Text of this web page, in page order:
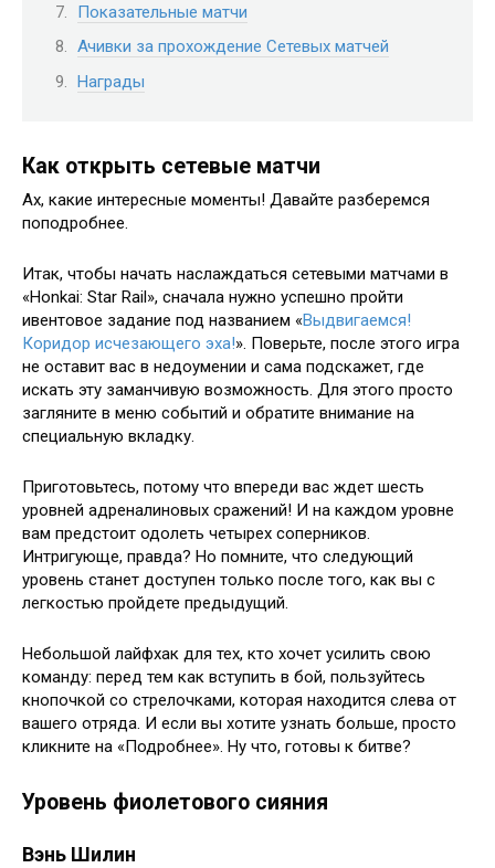
Показательные матчи
Ачивки за прохождение Сетевых матчей
Награды
Как открыть сетевые матчи
Ах, какие интересные моменты! Давайте разберемся
поподробнее.
Итак, чтобы начать наслаждаться сетевыми матчами в
«Honkai: Star Rail», сначала нужно успешно пройти
ивентовое задание под названием «Выдвигаемся!
Коридор исчезающего эха!». Поверьте, после этого игра
не оставит вас в недоумении и сама подскажет, где
искать эту заманчивую возможность. Для этого просто
загляните в меню событий и обратите внимание на
специальную вкладку.
Приготовьтесь, потому что впереди вас ждет шесть
уровней адреналиновых сражений! И на каждом уровне
вам предстоит одолеть четырех соперников.
Интригующе, правда? Но помните, что следующий
уровень станет доступен только после того, как вы с
легкостью пройдете предыдущий.
Небольшой лайфхак для тех, кто хочет усилить свою
команду: перед тем как вступить в бой, пользуйтесь
кнопочкой со стрелочками, которая находится слева от
вашего отряда. И если вы хотите узнать больше, просто
кликните на «Подробнее». Ну что, готовы к битве?
Уровень фиолетового сияния
Вэнь Шилин